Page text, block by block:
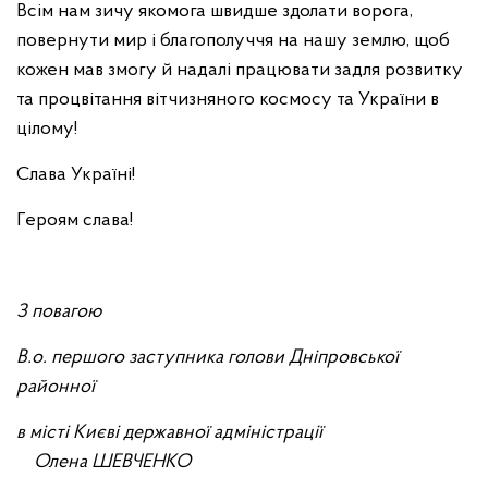
Всім нам зичу якомога швидше здолати ворога,
повернути мир і благополуччя на нашу землю, щоб
кожен мав змогу й надалі працювати задля розвитку
та процвітання вітчизняного космосу та України в
цілому!
Слава Україні!
Героям слава!
З повагою
В.о. першого заступника голови Дніпровської
районної
в місті Києві державної адміністрації
Олена ШЕВЧЕНКО